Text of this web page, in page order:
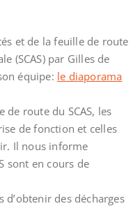
et de la feuille de route
(SCAS) par Gilles de
équipe: le diaporama
de route du SCAS, les
de fonction et celles
Il nous informe
sont en cours de
d’obtenir des décharges